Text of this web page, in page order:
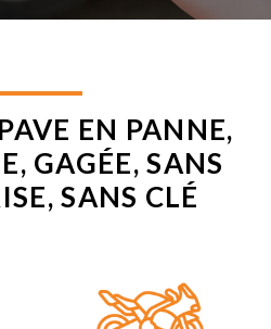
EN PANNE,
GAGÉE, SANS
SANS CLÉ